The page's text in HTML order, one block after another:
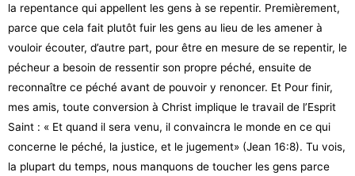
la repentance qui appellent les gens à se repentir. Premièrement,
parce que cela fait plutôt fuir les gens au lieu de les amener à
vouloir écouter, d’autre part, pour être en mesure de se repentir, le
pécheur a besoin de ressentir son propre péché, ensuite de
reconnaître ce péché avant de pouvoir y renoncer. Et Pour finir,
mes amis, toute conversion à Christ implique le travail de l’Esprit
Saint : « Et quand il sera venu, il convaincra le monde en ce qui
concerne le péché, la justice, et le jugement» (Jean 16:8). Tu vois,
la plupart du temps, nous manquons de toucher les gens parce